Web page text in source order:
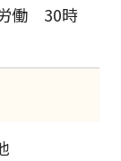
働 30時